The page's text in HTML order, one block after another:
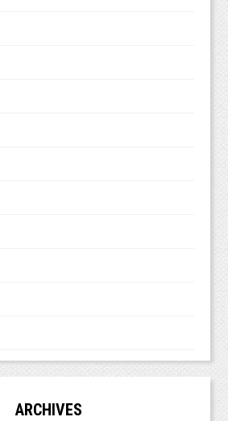
ッシュケーキプラ
らどうぞ！
ました！
トへのご協力、ありがとうご
ミルクに来たのですか。
過ごしているとなかなか”家族
かった〜！”と後悔するので、子
節目には
トへのご協力、ありがとうご
す。
ミルクに来たのですか。
ーンがあったからです。
、
も…と。
協力、ありがとうございまし
ARCHIVES